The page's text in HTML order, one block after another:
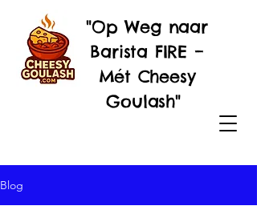
"Op Weg naar
Barista FIRE –
Mét Cheesy
Goulash"
Blog